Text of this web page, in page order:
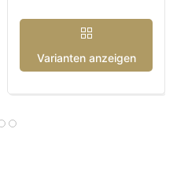
Varianten anzeigen